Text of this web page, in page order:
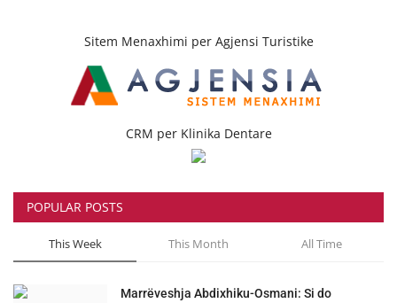
Sitem Menaxhimi per Agjensi Turistike
CRM per Klinika Dentare
POPULAR POSTS
This Week This Month All Time
Marrëveshja Abdixhiku-Osmani: Si do